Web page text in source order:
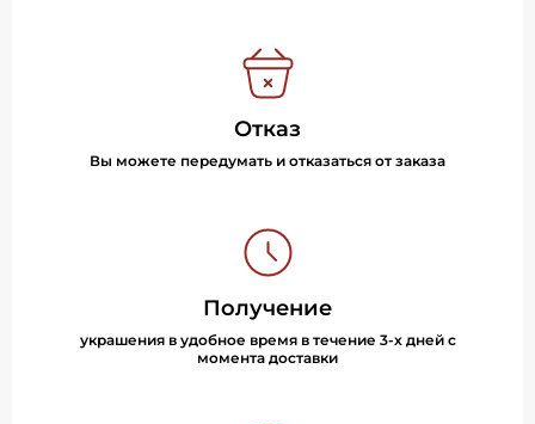
Отказ
Вы можете передумать и отказаться от заказа
Получение
украшения в удобное время в течение 3-х дней с
момента доставки